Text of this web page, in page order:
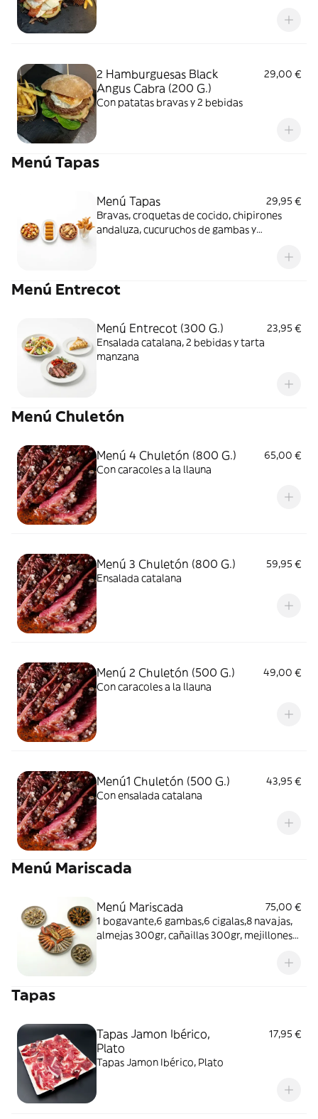
2 Hamburguesas Black
Angus Cabra (200 G.)
29,00 €
Con patatas bravas y 2 bebidas
Menú Tapas
Menú Tapas
29,95 €
Bravas, croquetas de cocido, chipirones
andaluza, cucuruchos de gambas y
Menú Entrecot
Menú Entrecot (300 G.)
23,95 €
Ensalada catalana, 2 bebidas y tarta
manzana
Menú Chuletón
Menú 4 Chuletón (800 G.)
65,00 €
Con caracoles a la llauna
Menú 3 Chuletón (800 G.)
59,95 €
Ensalada catalana
Menú 2 Chuletón (500 G.)
49,00 €
Con caracoles a la llauna
Menú1 Chuletón (500 G.)
43,95 €
Con ensalada catalana
Menú Mariscada
Menú Mariscada
75,00 €
1 bogavante,6 gambas,6 cigalas,8 navajas,
almejas 300gr, cañaillas 300gr, mejillones
Tapas
Tapas Jamon Ibérico,
Plato
17,95 €
Tapas Jamon Ibérico, Plato